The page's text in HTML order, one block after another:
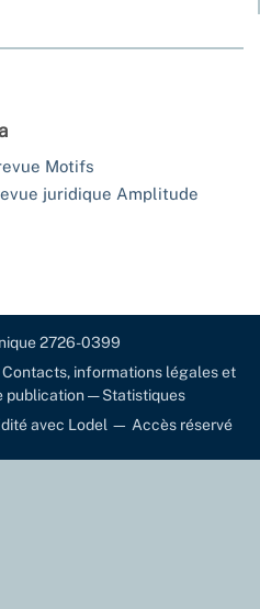
Motifs
juridique Amplitude
2726-0399
Contacts, informations légales et
publication—Statistiques
avec Lodel — Accès réservé